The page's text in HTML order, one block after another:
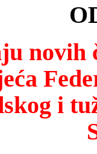
novih
i